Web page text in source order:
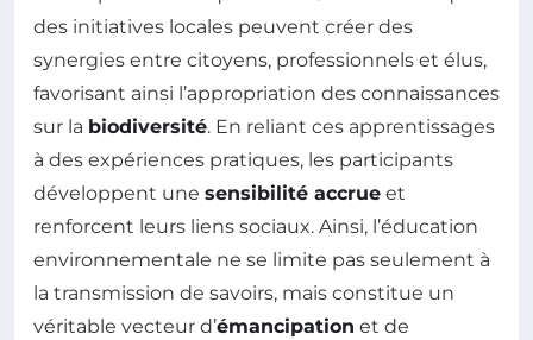
des initiatives locales peuvent créer des
synergies entre citoyens, professionnels et élus,
favorisant ainsi l’appropriation des connaissances
sur la biodiversité. En reliant ces apprentissages
à des expériences pratiques, les participants
développent une sensibilité accrue et
renforcent leurs liens sociaux. Ainsi, l’éducation
environnementale ne se limite pas seulement à
la transmission de savoirs, mais constitue un
véritable vecteur d’émancipation et de